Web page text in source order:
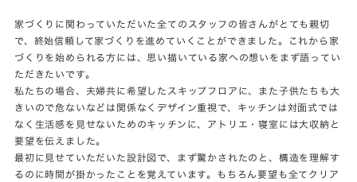
家づくりに関わっていただいた全てのスタッフの皆さんがとても親切
で、終始信頼して家づくりを進めていくことができました。これから家
づくりを始められる方には、思い描いている家への想いをまず語ってい
ただきたいです。
私たちの場合、夫婦共に希望したスキップフロアに、また子供たちも大
きいので危ないなどは関係なくデザイン重視で、キッチンは対面式では
なく生活感を見せないためのキッチンに、アトリエ・寝室には大収納と
要望を伝えました。
最初に見せていただいた設計図で、まず驚かされたのと、構造を理解す
るのに時間が掛かったことを覚えています。もちろん要望も全てクリア